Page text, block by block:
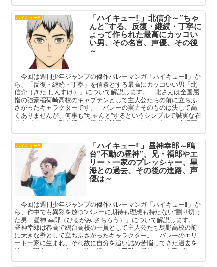
ハイキュー‼ 「ハイキュー‼」北信介～”ちゃ
んと”する、反復・継続・丁寧に
よって作られた最高にカッコい
い男、その名言、声優、その後
～
今回は週刊少年ジャンプの傑作バレーマンガ「ハイキュー‼」か
ら、「反復・継続・丁寧」を信条とする最高にカッコいい男「北
信介（きた しんすけ）」について解説します。 北さんは全国屈
指の強豪稲荷崎高校のキャプテンとして主人公たちの前に立ちふ
さがったキャラクターです。 バレーの実力そのものは決して高
くありませんが、何事も”ちゃんと”するというシンプルで誠実な在
り方がチームを引き締め、読者を魅了していきました。 本記事
ハイキュー‼ 「ハイキュー‼」昼神幸郎～鴎
台”不動の昼神”、兄・福郎やエ
リート一家のプレッシャー、星
海との過去、その後の進路、声
優は～
今回は週刊少年ジャンプの傑作バレーマンガ「ハイキュー‼」か
ら、作中でも異彩を放つ”バレーに期待も理想も持たない”割り切っ
た男「昼神 幸郎（ひるがみ さちろう）」について解説します。
昼神幸郎は春高で鴎台高校の一員として主人公たち烏野高校の前
に大きな壁として立ちふさがったキャラクター。 バレーのエリ
ート一家に生まれ、それ故に自分を追い詰め苦悩してきた過去を
持ち、現在はその全てを吹っ切って「不動の昼神」とも呼ばれて